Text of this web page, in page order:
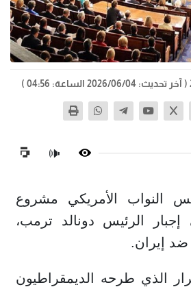
( آخر تحديث: 2026/06/04 الساعة: 04:56 )
🔊
النواب الأمريكي مشروع
الرئيس دونالد ترمب،
إيران.
الذي طرحه الديمقراطيون